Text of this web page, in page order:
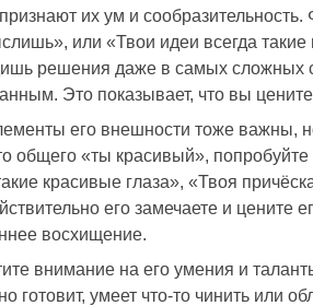
признают их ум и
или «Твои идеи всегда
решения даже в самых сложных
Это показывает, что вы
его внешности тоже важны,
общего «ты красивый»,
красивые глаза», «Твоя
его замечаете и цените
восхищение.
внимание на его умения и
готовит, умеет что-то чинить или